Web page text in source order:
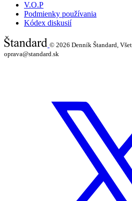
V.O.P
Podmienky používania
Kódex diskusií
© 2026 Denník Štandard,
oprava@standard.sk